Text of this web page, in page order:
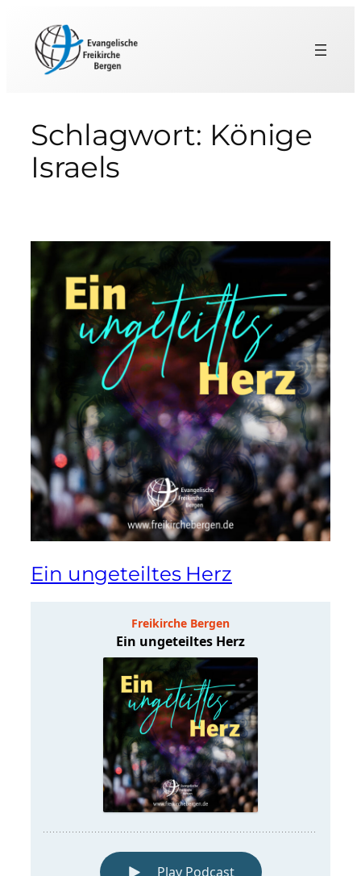
Inhalt
springen
Schlagwort: Könige
Israels
Ein ungeteiltes Herz